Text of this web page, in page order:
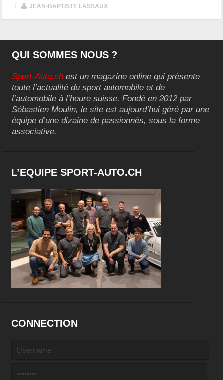
JEAN-BAPTISTE LASSAUX
QUI SOMMES NOUS ?
Sport-Auto.ch est un magazine online qui présente
toute l’actualité du sport automobile et de
l’automobile à l’heure suisse. Fondé en 2012 par
Sébastien Moulin, le site est aujourd’hui géré par une
équipe d’une dizaine de passionnés, sous la forme
associative.
L’EQUIPE SPORT-AUTO.CH
CONNECTION